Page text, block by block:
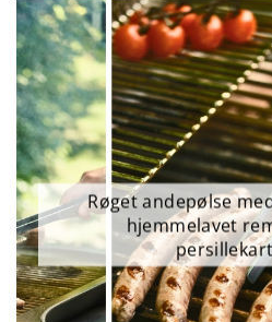
Røget andepølse
hjemmelavet